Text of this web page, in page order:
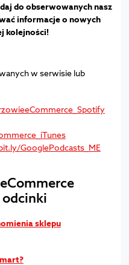
do obserwowanych nasz
informacje o nowych
kolejności!
w serwisie lub
GooglePodcasts_ME
odcinki
sklepu